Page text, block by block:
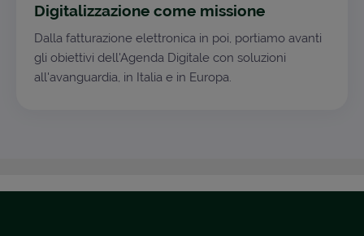
Digitalizzazione come missione
Dalla fatturazione elettronica in poi, portiamo avanti
gli obiettivi dell'Agenda Digitale con soluzioni
all'avanguardia, in Italia e in Europa.